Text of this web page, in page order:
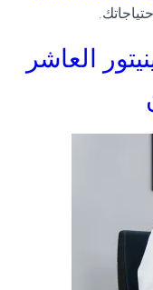
.
العاشر